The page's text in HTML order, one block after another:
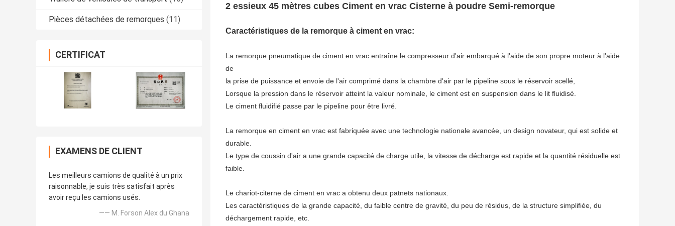
Pièces détachées de remorques (11)
CERTIFICAT
EXAMENS DE CLIENT
Les meilleurs camions de qualité à un prix
raisonnable, je suis très satisfait après
avoir reçu les camions usés.
—— M. Forson Alex du Ghana
2 essieux 45 mètres cubes Ciment en vrac Cisterne à poudre Semi-remorque
Caractéristiques de la remorque à ciment en vrac:
La remorque pneumatique de ciment en vrac entraîne le compresseur d'air embarqué à l'aide de son propre moteur à l'aide
de
la prise de puissance et envoie de l'air comprimé dans la chambre d'air par le pipeline sous le réservoir scellé,
Lorsque la pression dans le réservoir atteint la valeur nominale, le ciment est en suspension dans le lit fluidisé.
Le ciment fluidifié passe par le pipeline pour être livré.
La remorque en ciment en vrac est fabriquée avec une technologie nationale avancée, un design novateur, qui est solide et
durable.
Le type de coussin d'air a une grande capacité de charge utile, la vitesse de décharge est rapide et la quantité résiduelle est
faible.
Le chariot-citerne de ciment en vrac a obtenu deux patnets nationaux.
Les caractéristiques de la grande capacité, du faible centre de gravité, du peu de résidus, de la structure simplifiée, du
déchargement rapide, etc.